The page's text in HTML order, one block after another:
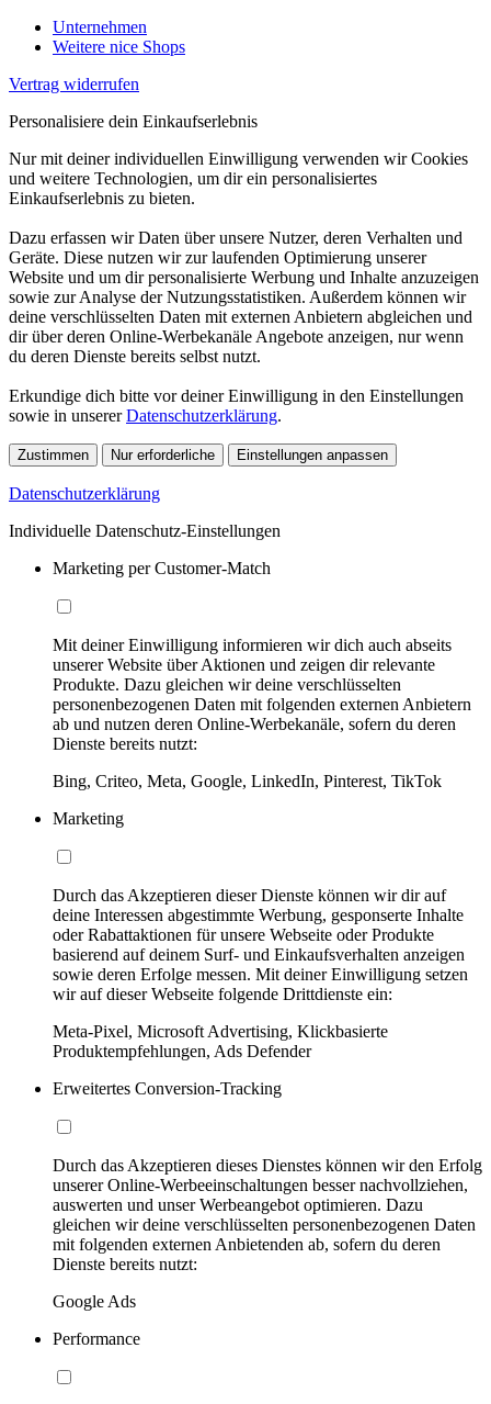
Unternehmen
Weitere nice Shops
Vertrag widerrufen
Personalisiere dein Einkaufserlebnis
Nur mit deiner individuellen Einwilligung verwenden wir Cookies
und weitere Technologien, um dir ein personalisiertes
Einkaufserlebnis zu bieten.
Dazu erfassen wir Daten über unsere Nutzer, deren Verhalten und
Geräte. Diese nutzen wir zur laufenden Optimierung unserer
Website und um dir personalisierte Werbung und Inhalte anzuzeigen
sowie zur Analyse der Nutzungsstatistiken. Außerdem können wir
deine verschlüsselten Daten mit externen Anbietern abgleichen und
dir über deren Online-Werbekanäle Angebote anzeigen, nur wenn
du deren Dienste bereits selbst nutzt.
Erkundige dich bitte vor deiner Einwilligung in den Einstellungen
sowie in unsererDatenschutzerklärung.
Zustimmen Nur erforderliche Einstellungen anpassen
Datenschutzerklärung
Individuelle Datenschutz-Einstellungen
Marketing per Customer-Match
Mit deiner Einwilligung informieren wir dich auch abseits
unserer Website über Aktionen und zeigen dir relevante
Produkte. Dazu gleichen wir deine verschlüsselten
personenbezogenen Daten mit folgenden externen Anbietern
ab und nutzen deren Online-Werbekanäle, sofern du deren
Dienste bereits nutzt:
Bing, Criteo, Meta, Google, LinkedIn, Pinterest, TikTok
Marketing
Durch das Akzeptieren dieser Dienste können wir dir auf
deine Interessen abgestimmte Werbung, gesponserte Inhalte
oder Rabattaktionen für unsere Webseite oder Produkte
basierend auf deinem Surf- und Einkaufsverhalten anzeigen
sowie deren Erfolge messen. Mit deiner Einwilligung setzen
wir auf dieser Webseite folgende Drittdienste ein:
Meta-Pixel, Microsoft Advertising, Klickbasierte
Produktempfehlungen, Ads Defender
Erweitertes Conversion-Tracking
Durch das Akzeptieren dieses Dienstes können wir den Erfolg
unserer Online-Werbeeinschaltungen besser nachvollziehen,
auswerten und unser Werbeangebot optimieren. Dazu
gleichen wir deine verschlüsselten personenbezogenen Daten
mit folgenden externen Anbietenden ab, sofern du deren
Dienste bereits nutzt:
Google Ads
Performance